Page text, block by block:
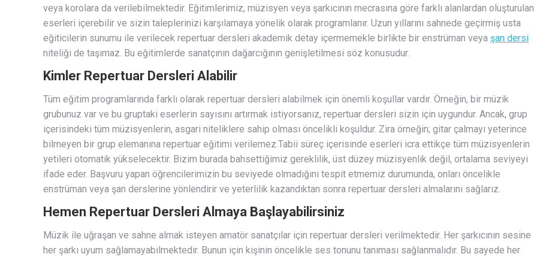
veya korolara da verilebilmektedir. Eğitimlerimiz, müzisyen veya şarkıcının mecrasına göre farklı alanlardan oluşturulan
eserleri içerebilir ve sizin taleplerinizi karşılamaya yönelik olarak programlanır. Uzun yıllarını sahnede geçirmiş usta
eğiticilerin sunumu ile verilecek repertuar dersleri akademik detay içermemekle birlikte bir enstrüman veya şan dersi
niteliği de taşımaz. Bu eğitimlerde sanatçının dağarcığının genişletilmesi söz konusudur.
Kimler Repertuar Dersleri Alabilir
Tüm eğitim programlarında farklı olarak repertuar dersleri alabilmek için önemli koşullar vardır. Örneğin, bir müzik
grubunuz var ve bu gruptaki eserlerin sayısını artırmak istiyorsanız, repertuar dersleri sizin için uygundur. Ancak, grup
içerisindeki tüm müzisyenlerin, asgari niteliklere sahip olması öncelikli koşuldur. Zira örneğin; gitar çalmayı yeterince
bilmeyen bir grup elemanına repertuar eğitimi verilemez.Tabii süreç içerisinde eserleri icra ettikçe tüm müzisyenlerin
yetileri otomatik yükselecektir. Bizim burada bahsettiğimiz gereklilik, üst düzey müzisyenlik değil, ortalama seviyeyi
ifade eder. Başvuru yapan öğrencilerimizin bu seviyede olmadığını tespit etmemiz durumunda, onları öncelikle
enstrüman veya şan derslerine yönlendirir ve yeterlilik kazandıktan sonra repertuar dersleri almalarını sağlarız.
Hemen Repertuar Dersleri Almaya Başlayabilirsiniz
Müzik ile uğraşan ve sahne almak isteyen amatör sanatçılar için repertuar dersleri verilmektedir. Her şarkıcının sesine
her şarkı uyum sağlamayabilmektedir. Bunun için kişinin öncelikle ses tonunu tanıması sağlanmalıdır. Bu sayede her